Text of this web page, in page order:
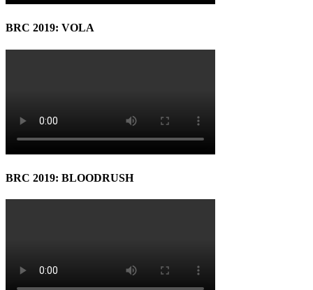
BRC 2019: VOLA
BRC 2019: BLOODRUSH